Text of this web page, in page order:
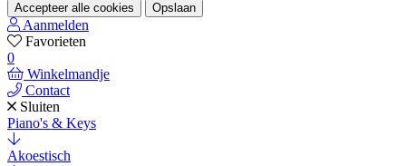
Accepteer alle cookies Opslaan
Aanmelden
Favorieten
0
Winkelmandje
Contact
Sluiten
Piano's & Keys
Akoestisch